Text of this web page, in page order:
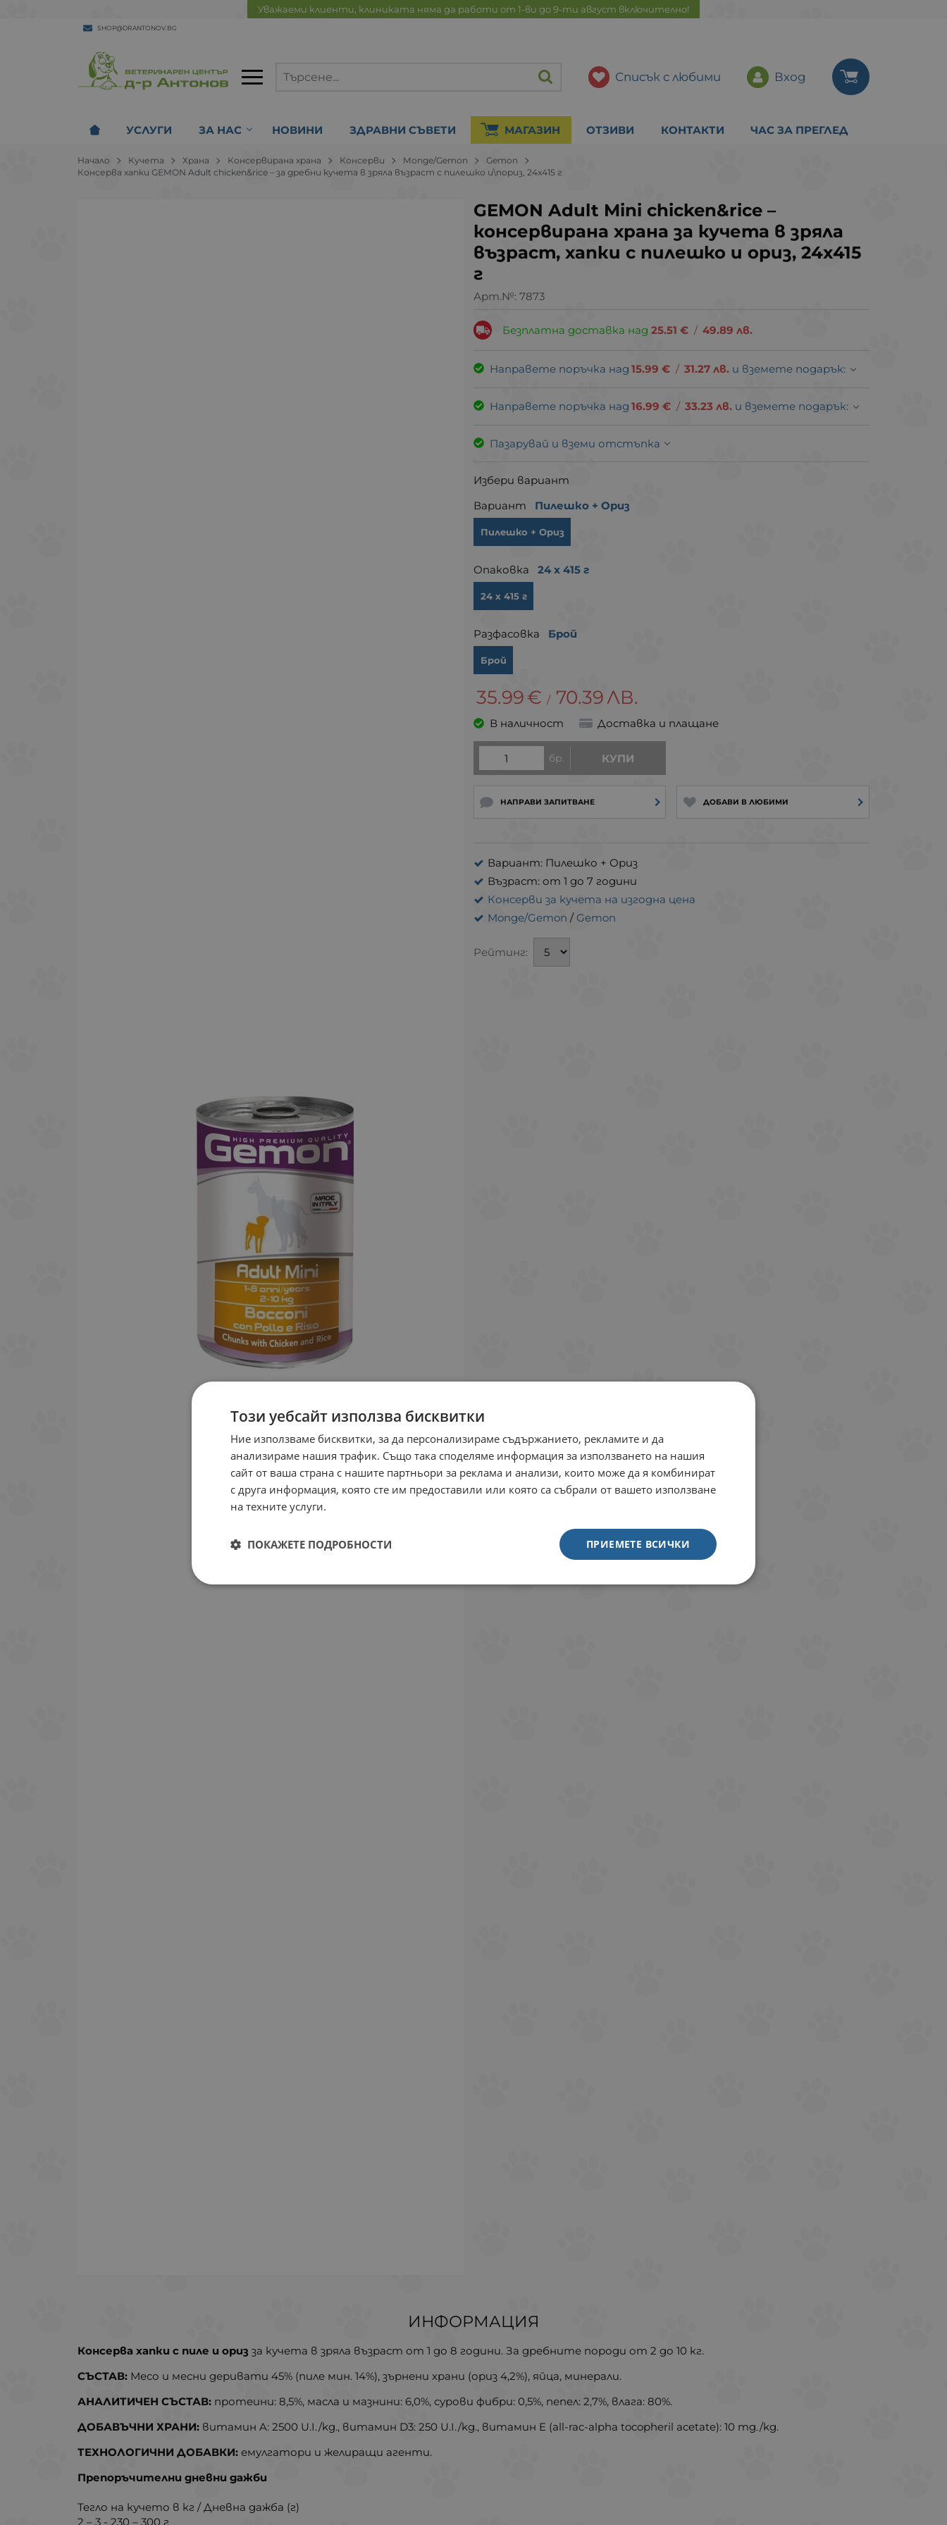
Уважаеми клиенти, клиниката няма да работи от 1-ви до 9-ти август включително!
SHOP@DRANTONOV.BG
Списък с любими Вход
УСЛУГИ ЗА НАС НОВИНИ ЗДРАВНИ СЪВЕТИ МАГАЗИН ОТЗИВИ КОНТАКТИ ЧАС ЗА ПРЕГЛЕД
Начало Кучета Храна Консервирана храна Консерви Monge/Gemon
Gemon
Консерва хапки GEMON Adult chicken&rice – за дребни кучета в зряла възраст с пилешко и\nориз, 24х415 г
GEMON Adult Mini chicken&rice –
консервирана храна за кучета в зряла
възраст, хапки с пилешко и ориз, 24х415
г
Арт.№: 7873
Безплатна доставка над25.51 € / 49.89 лв.
Направете поръчка над 15.99 € / 31.27 лв. и вземете подарък:
Направете поръчка над 16.99 € / 33.23 лв. и вземете подарък:
Пазарувай и вземи отстъпка
Избери вариант
Вариант
Пилешко + Ориз
Пилешко + Ориз
Опаковка 24 х 415 г
24 х 415 г
Разфасовка Брой
Брой
35.99€ / 70.39ЛВ.
В наличност Доставка и плащане
бр. КУПИ
НАПРАВИ ЗАПИТВАНЕ ДОБАВИ В ЛЮБИМИ
Вариант: Пилешко + Ориз
Възраст: от 1 до 7 години
Консерви за кучета на изгодна цена
Monge/Gemon / Gemon
Рейтинг:
ИНФОРМАЦИЯ
Консерва хапки с пиле и ориз за кучета в зряла възраст от 1 до 8 години. За дребните породи от 2 до 10 кг.
СЪСТАВ: Месо и месни деривати 45% (пиле мин. 14%), зърнени храни (ориз 4,2%), яйца, минерали.
АНАЛИТИЧЕН СЪСТАВ: протеини: 8,5%, масла и мазнини: 6,0%, сурови фибри: 0,5%, пепел: 2,7%, влага: 80%.
ДОБАВЪЧНИ ХРАНИ: витамин A: 2500 U.I./kg., витамин D3: 250 U.I./kg., витамин E (all-rac-alpha tocopheril acetate): 10 mg./kg.
ТЕХНОЛОГИЧНИ ДОБАВКИ: емулгатори и желиращи агенти.
Препоръчителни дневни дажби
Тегло на кучето в кг / Дневна дажба (г)
2 – 3 - 230 – 300 г
Този уебсайт използва бисквитки
Ние използваме бисквитки, за да персонализираме съдържанието, рекламите и да
анализираме нашия трафик. Също така споделяме информация за използването на нашия
сайт от ваша страна с нашите партньори за реклама и анализи, които може да я комбинират
с друга информация, която сте им предоставили или която са събрали от вашето използване
на техните услуги.
ПРИЕМЕТЕ ВСИЧКИ
ПОКАЖЕТЕ ПОДРОБНОСТИ